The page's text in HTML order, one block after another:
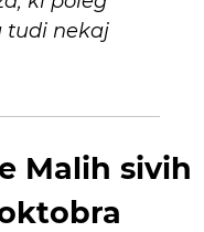
tudi nekaj
Malih sivih